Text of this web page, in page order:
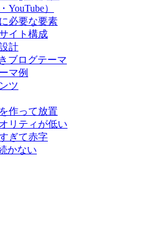
YouTube）
必要な要素
イト構成
計
ブログテーマ
マ例
ツ
作って放置
リティが低い
ぎて赤字
かない